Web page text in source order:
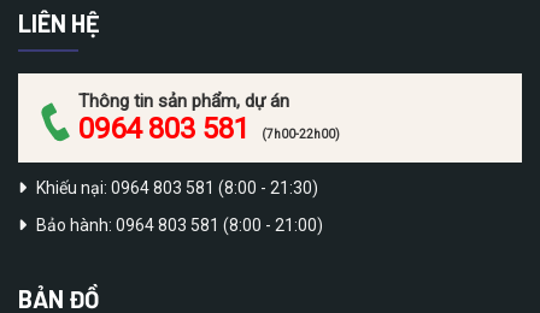
LIÊN HỆ
Thông tin sản phẩm, dự án
0964 803 581 (7h00-22h00)
Khiếu nại: 0964 803 581 (8:00 - 21:30)
Bảo hành: 0964 803 581 (8:00 - 21:00)
BẢN ĐỒ